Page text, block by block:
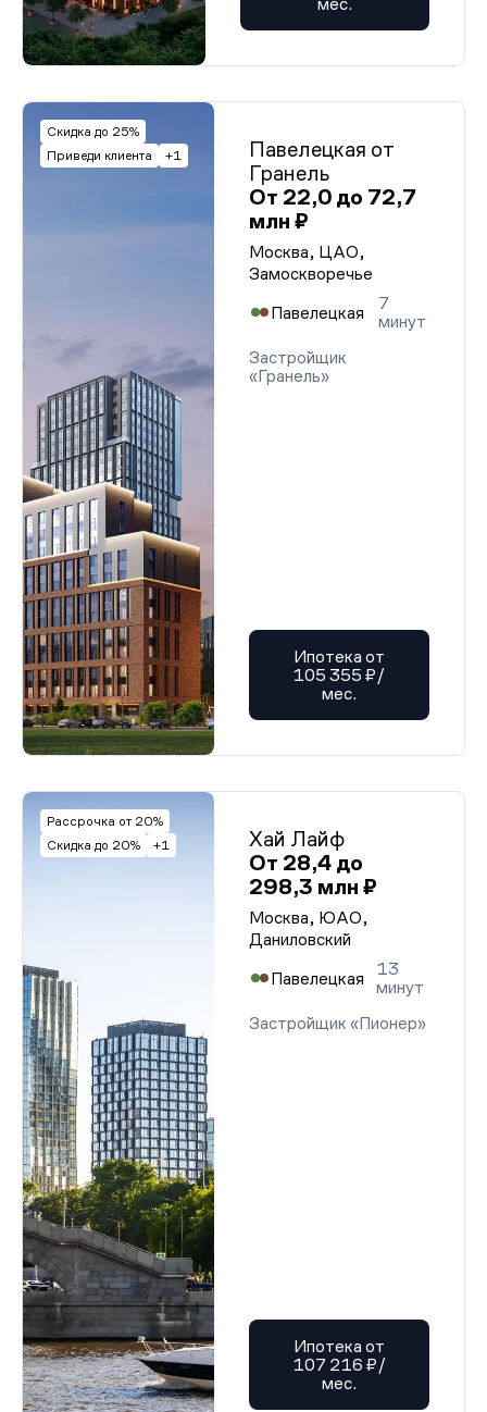
мес.
Скидка до 25%
Приведи клиента
+1
Павелецкая от
Гранель
От 22,0 до 72,7
млн ₽
Москва, ЦАО,
Замоскворечье
Павелецкая
7
минут
Застройщик
«Гранель»
Ипотека от
105 355 ₽/
мес.
Рассрочка от 20%
Скидка до 20%
+1
Хай Лайф
От 28,4 до
298,3 млн ₽
Москва, ЮАО,
Даниловский
Павелецкая
13
минут
Застройщик «Пионер»
Ипотека от
107 216 ₽/
мес.